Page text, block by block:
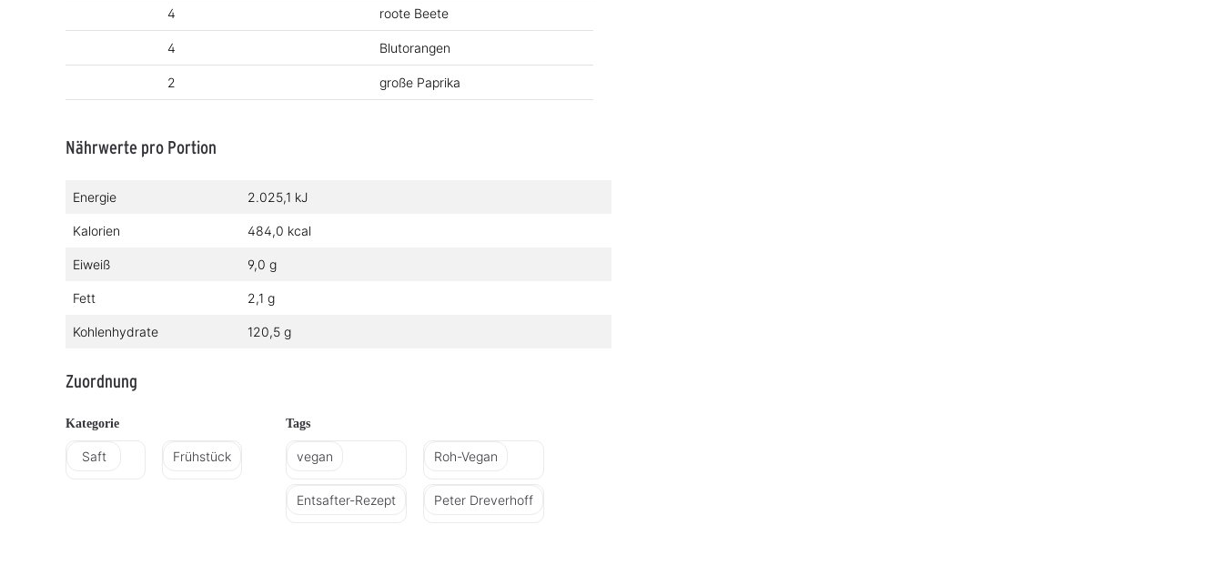
4 roote Beete
4 Blutorangen
2 große Paprika
Nährwerte pro Portion
Energie 2.025,1 kJ
Kalorien 484,0 kcal
Eiweiß 9,0 g
Fett 2,1 g
Kohlenhydrate 120,5 g
Zuordnung
Kategorie
Saft Frühstück
Tags
vegan Roh-Vegan
Entsafter-Rezept Peter Dreverhoff